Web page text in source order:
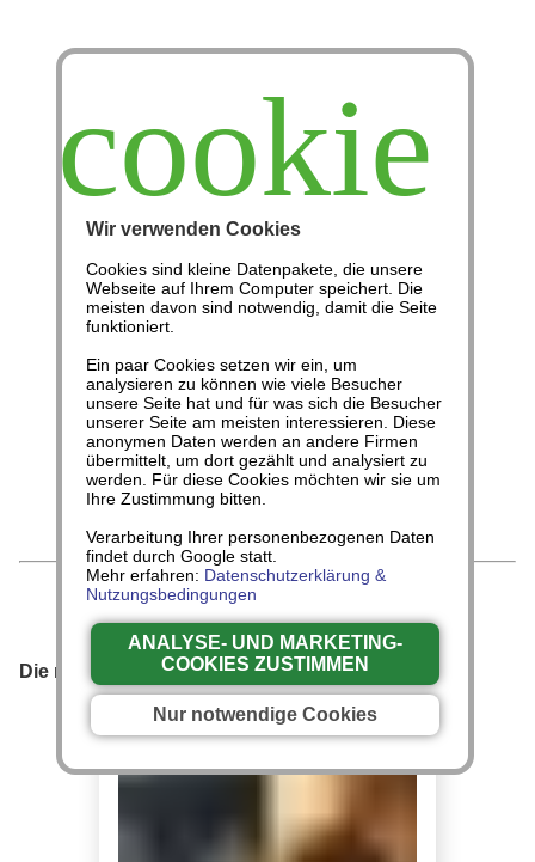
Michael Kent
Die neusten Beiträge von diesem Autor:
cookie
Wir verwenden Cookies
Cookies sind kleine Datenpakete, die unsere
Webseite auf Ihrem Computer speichert. Die
meisten davon sind notwendig, damit die Seite
funktioniert.
Ein paar Cookies setzen wir ein, um
analysieren zu können wie viele Besucher
unsere Seite hat und für was sich die Besucher
unserer Seite am meisten interessieren. Diese
anonymen Daten werden an andere Firmen
übermittelt, um dort gezählt und analysiert zu
werden. Für diese Cookies möchten wir sie um
Ihre Zustimmung bitten.
Verarbeitung Ihrer personenbezogenen Daten
findet durch Google statt.
Mehr erfahren: Datenschutzerklärung &
Nutzungsbedingungen
ANALYSE- UND MARKETING-
COOKIES ZUSTIMMEN
Nur notwendige Cookies